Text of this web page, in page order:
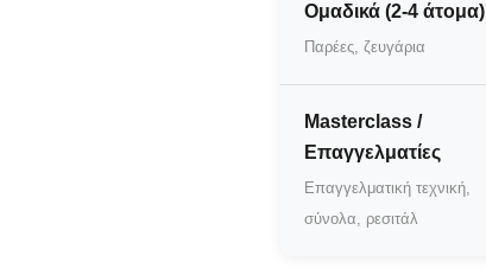
Ομαδικά (2-4 άτομα)
Παρέες, ζευγάρια
Masterclass /
Επαγγελματίες
Επαγγελματική τεχνική,
σύνολα, ρεσιτάλ